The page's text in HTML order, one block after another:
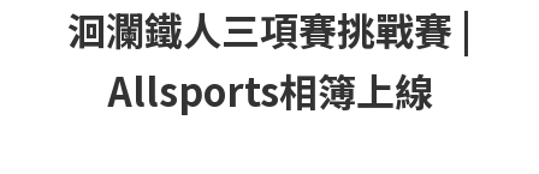
洄瀾鐵人三項賽挑戰賽 |
Allsports相簿上線